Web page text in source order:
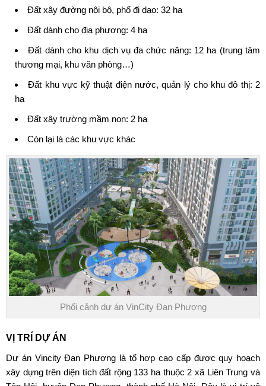
Đất xây đường nội bộ, phố đi dạo: 32 ha
Đất dành cho địa phương: 4 ha
Đất dành cho khu dịch vụ đa chức năng: 12 ha (trung tâm
thương mại, khu văn phòng…)
Đất khu vực kỹ thuật điện nước, quản lý cho khu đô thị: 2
ha
Đất xây trường mầm non: 2 ha
Còn lại là các khu vực khác
Phối cảnh dự án VinCity Đan Phượng
VỊ TRÍ DỰ ÁN
Dự án Vincity Đan Phượng là tổ hợp cao cấp được quy hoạch
xây dựng trên diện tích đất rộng 133 ha thuộc 2 xã Liên Trung và